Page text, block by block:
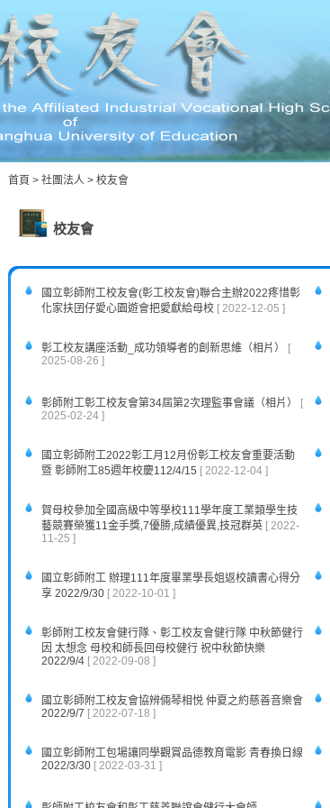
首頁 > 社團法人 > 校友會
校友會
國立彰師附工校友會(彰工校友會)聯合主辦2022疼惜彰
化家扶囝仔愛心園遊會把愛獻給母校 [ 2022-12-05 ]
彰工校友講座活動_成功領導者的創新思維（相片）
[
2025-08-26 ]
彰師附工彰工校友會第34屆第2次理監事會議（相片）
[
2025-02-24 ]
國立彰師附工2022彰工月12月份彰工校友會重要活動
暨 彰師附工85週年校慶112/4/15 [ 2022-12-04 ]
賀母校參加全國高級中等學校111學年度工業類學生技
藝競賽榮獲11金手獎,7優勝,成績優異,技冠群英 [ 2022-
11-25 ]
國立彰師附工 辦理111年度畢業學長姐返校讀書心得分
享 2022/9/30 [ 2022-10-01 ]
彰師附工校友會健行隊、彰工校友會健行隊 中秋節健行
因 太想念 母校和師長回母校健行 祝中秋節快樂
2022/9/4 [ 2022-09-08 ]
國立彰師附工校友會協辨倆琴相悦 仲夏之約慈善音樂會
2022/9/7 [ 2022-07-18 ]
國立彰師附工包場讓同學觀賞品德教育電影 青春換日線
2022/3/30 [ 2022-03-31 ]